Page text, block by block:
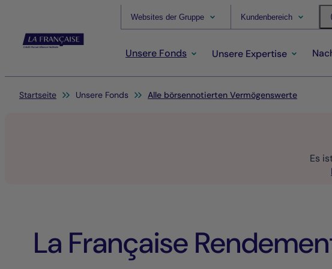
Websites der Gruppe Kundenbereich
Unsere Fonds Unsere Expertise
Sie befinden sich hier:
Startseite Unsere Fonds Alle börsennotierten Vermögenswerte
Es
La Française